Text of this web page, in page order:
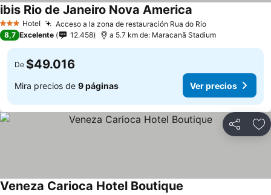
3 Estrellas
Hotel Acceso a la zona de restauración Rua do RioVer precios
ibis Rio de Janeiro Nova America
8,7 Excelente 12.458 a 5.7 km de: Maracanã Stadium
De $49.016
Mira precios de 9 páginas Ver precios
Compartir
Veneza Carioca Hotel Boutique